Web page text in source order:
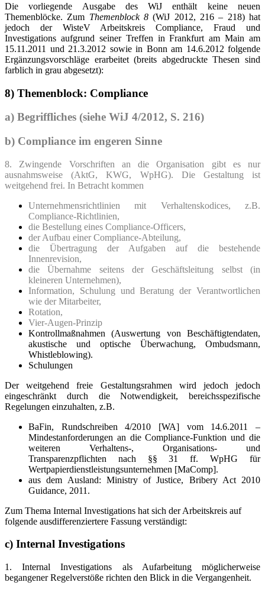
Die vorliegende Ausgabe des WiJ enthält keine neuen
Themenblöcke. Zum Themenblock 8 (WiJ 2012, 216 – 218) hat
jedoch der WisteV Arbeitskreis Compliance, Fraud und
Investigations aufgrund seiner Treffen in Frankfurt am Main am
15.11.2011 und 21.3.2012 sowie in Bonn am 14.6.2012 folgende
Ergänzungsvorschläge erarbeitet (breits abgedruckte Thesen sind
farblich in grau abgesetzt):
8) Themenblock: Compliance
a) Begriffliches (siehe WiJ 4/2012, S. 216)
b) Compliance im engeren Sinne
8. Zwingende Vorschriften an die Organisation gibt es nur
ausnahmsweise (AktG, KWG, WpHG). Die Gestaltung ist
weitgehend frei. In Betracht kommen
Unternehmensrichtlinien mit Verhaltenskodices, z.B.
Compliance-Richtlinien,
die Bestellung eines Compliance-Officers,
der Aufbau einer Compliance-Abteilung,
die Übertragung der Aufgaben auf die bestehende
Innenrevision,
die Übernahme seitens der Geschäftsleitung selbst (in
kleineren Unternehmen),
Information, Schulung und Beratung der Verantwortlichen
wie der Mitarbeiter,
Rotation,
Vier-Augen-Prinzip
Kontrollmaßnahmen (Auswertung von Beschäftigtendaten,
akustische und optische Überwachung, Ombudsmann,
Whistleblowing).
Schulungen
Der weitgehend freie Gestaltungsrahmen wird jedoch jedoch
eingeschränkt durch die Notwendigkeit, bereichsspezifische
Regelungen einzuhalten, z.B.
BaFin, Rundschreiben 4/2010 [WA] vom 14.6.2011 –
Mindestanforderungen an die Compliance-Funktion und die
weiteren Verhaltens-, Organisations- und
Transparenzpflichten nach §§ 31 ff. WpHG für
Wertpapierdienstleistungsunternehmen [MaComp].
aus dem Ausland: Ministry of Justice, Bribery Act 2010
Guidance, 2011.
Zum Thema Internal Investigations hat sich der Arbeitskreis auf
folgende ausdifferenziertere Fassung verständigt:
c) Internal Investigations
1. Internal Investigations als Aufarbeitung möglicherweise
begangener Regelverstöße richten den Blick in die Vergangenheit.